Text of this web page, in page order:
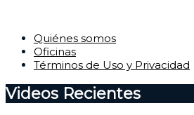
Quiénes somos
Oficinas
Términos de Uso y Privacidad
Videos Recientes